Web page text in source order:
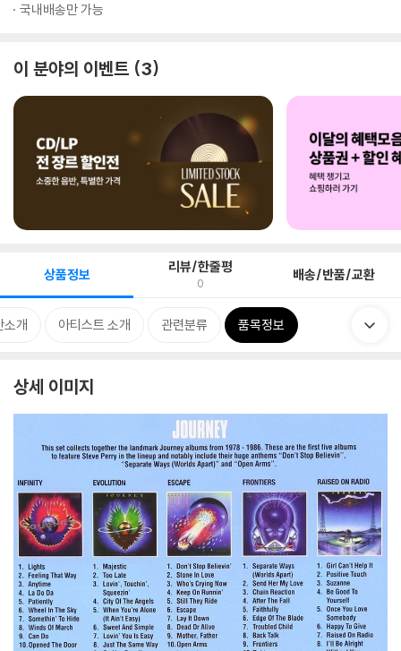
국내배송만 가능
이 분야의 이벤트 3
상품정보 리뷰/한줄평
0 배송/반품/교환
소개 아티스트 소개 관련분류 품목정보
상세 이미지